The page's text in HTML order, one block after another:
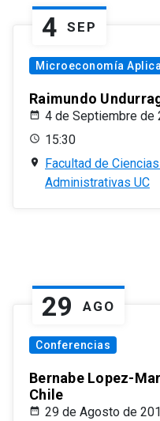
4 SEP
Microeconomía
Raimundo
4 de Septiembre de
15:30
Facultad de
Administrativas UC
29 AGO
Conferencias
Bernabe Lopez-
Chile
29 de Agosto de